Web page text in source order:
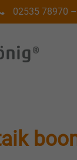
02535 78970